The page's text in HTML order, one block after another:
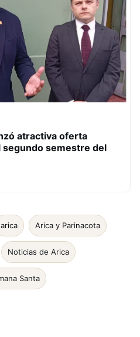
atractiva oferta
segundo semestre del
arica Arica y Parinacota
Noticias de Arica
Santa